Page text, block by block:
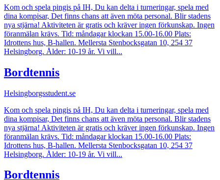
Kom och spela pingis på IH, Du kan delta i turneringar, spela med
dina kompisar, Det finns chans att även möta personal. Blir stadens
nya stjärna! Aktiviteten är gratis och kräver ingen förkunskap. Ingen
föranmälan krävs. Tid: måndagar klockan 15.00-16.00 Plats:
Idrottens hus, B-hallen. Mellersta Stenbocksgatan 10, 254 37
Helsingborg. Ålder: 10-19 år. Vi vill...
Bordtennis
Helsingborgsstudent.se
Kom och spela pingis på IH, Du kan delta i turneringar, spela med
dina kompisar, Det finns chans att även möta personal. Blir stadens
nya stjärna! Aktiviteten är gratis och kräver ingen förkunskap. Ingen
föranmälan krävs. Tid: måndagar klockan 15.00-16.00 Plats:
Idrottens hus, B-hallen. Mellersta Stenbocksgatan 10, 254 37
Helsingborg. Ålder: 10-19 år. Vi vill...
Bordtennis